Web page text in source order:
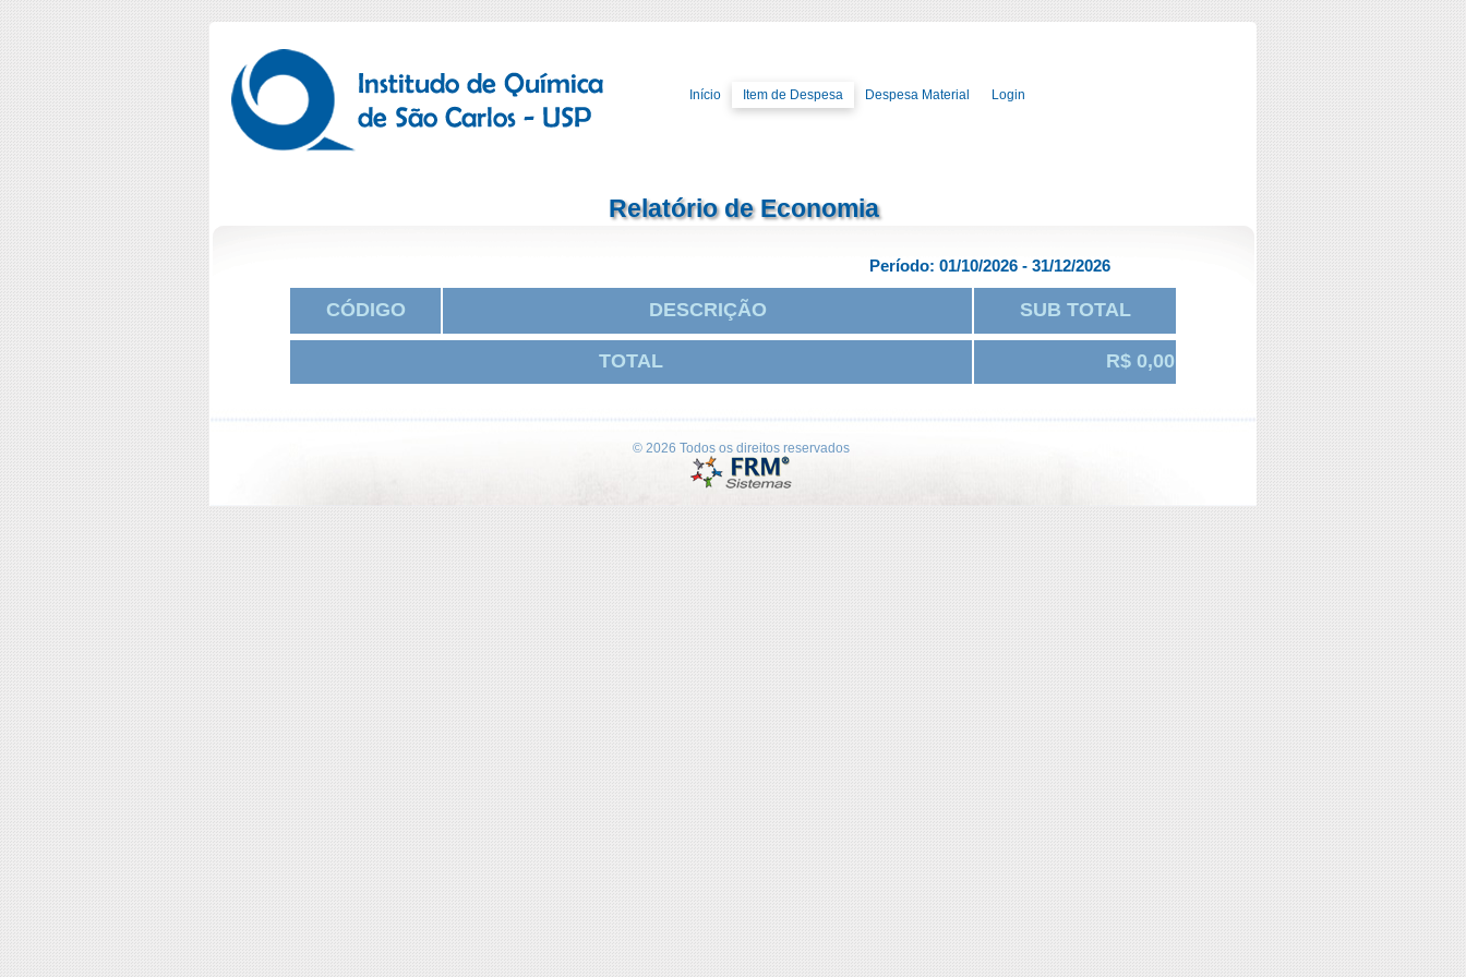
Início Item de Despesa Despesa Material Login
Relatório de Economia
Período: 01/10/2026 - 31/12/2026
CÓDIGO DESCRIÇÃO SUB TOTAL
TOTAL R$ 0,00
© 2026 Todos os direitos reservados